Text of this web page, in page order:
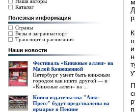
Каталог
Полезная информация
Страны
Визы и загранпаспорт
Транспорт и расписания
Наши новости
Фестиваль «Книжные аллеи» на
Малой Конюшенной
Петербург умеет быть книжным
городом как никто другой — и
«Книжные аллеи» на ...
Книги издательства "Аякс-
Пресс" будут предствалены на
ярмарке в Пекине